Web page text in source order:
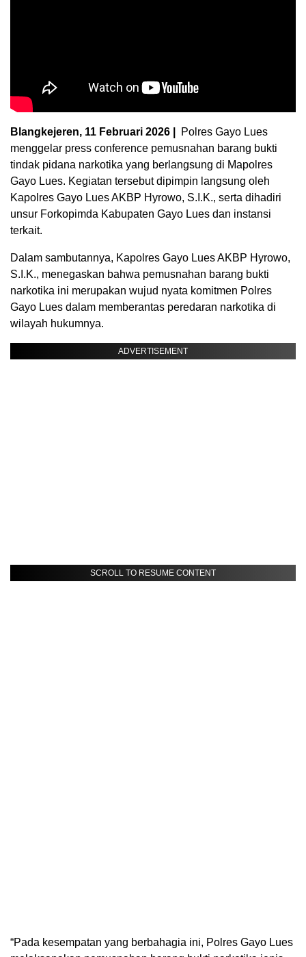
Blangkejeren, 11 Februari 2026 |
Polres Gayo Lues
menggelar press conference pemusnahan barang bukti
tindak pidana narkotika yang berlangsung di Mapolres
Gayo Lues. Kegiatan tersebut dipimpin langsung oleh
Kapolres Gayo Lues AKBP Hyrowo, S.I.K., serta dihadiri
unsur Forkopimda Kabupaten Gayo Lues dan instansi
terkait.
Dalam sambutannya, Kapolres Gayo Lues AKBP Hyrowo,
S.I.K., menegaskan bahwa pemusnahan barang bukti
narkotika ini merupakan wujud nyata komitmen Polres
Gayo Lues dalam memberantas peredaran narkotika di
wilayah hukumnya.
ADVERTISEMENT
SCROLL TO RESUME CONTENT
“Pada kesempatan yang berbahagia ini, Polres Gayo Lues